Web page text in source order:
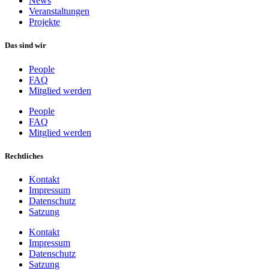
Veranstaltungen
Projekte
Das sind wir
People
FAQ
Mitglied werden
People
FAQ
Mitglied werden
Rechtliches
Kontakt
Impressum
Datenschutz
Satzung
Kontakt
Impressum
Datenschutz
Satzung